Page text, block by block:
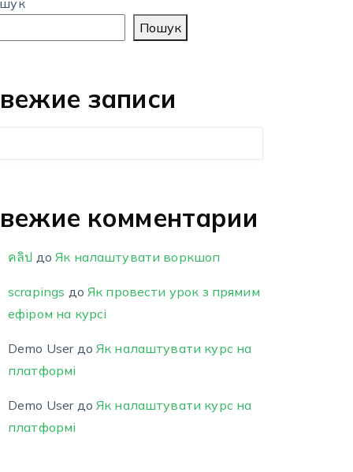
Пошук
записи
комментарии
คลิป доЯк налаштувати воркшоп
scrapings до Як провести урок з прямим
ефіром на курсі
Demo Userдо Як налаштувати курс на
платформі
Demo Userдо Як налаштувати курс на
платформі